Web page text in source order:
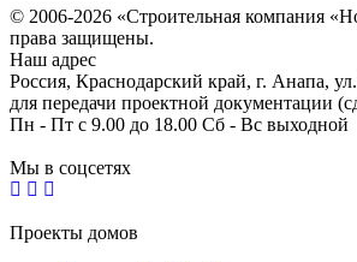
© 2006-2026 «Строительная компания
права защищены.
Наш адрес
Россия, Краснодарский край, г. Анапа,
для передачи проектной документации
Пн - Пт с 9.00 до 18.00 Сб - Вс выходной
Мы в соцсетях
Проекты домов